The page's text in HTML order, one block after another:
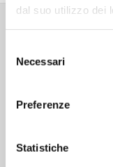
dal suo utilizzo dei
delNecessari
Preferenze
Statistiche